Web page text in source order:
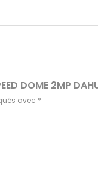
DOME 2MP
avec *